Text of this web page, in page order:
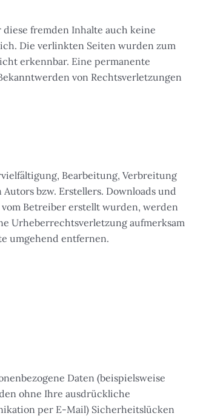
fremden Inhalte auch keine
Die verlinkten Seiten wurden zum
erkennbar. Eine permanente
von Rechtsverletzungen
Bearbeitung, Verbreitung
bzw. Erstellers. Downloads und
Betreiber erstellt wurden, werden
Urheberrechtsverletzung aufmerksam
umgehend entfernen.
Daten (beispielsweise
ohne Ihre ausdrückliche
per E-Mail) Sicherheitslücken